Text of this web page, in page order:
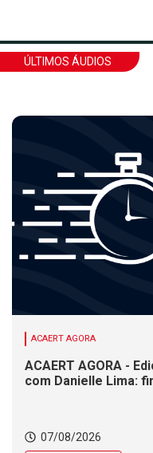
ÚLTIMOS ÁUDIOS
ACAERT AGORA
ACAERT AGORA -
com Danielle Lima:
07/08/2026